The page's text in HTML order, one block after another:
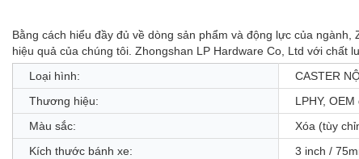
Bằng cách hiểu đầy đủ về dòng sản phẩm và động lực của
hiệu quả của chúng tôi. Zhongshan LP Hardware Co, Ltd với
Loại hình:
CASTER
Thương hiệu:
LPHY,
Màu sắc:
Xóa (tùy
Kích thước bánh xe:
3 inch /